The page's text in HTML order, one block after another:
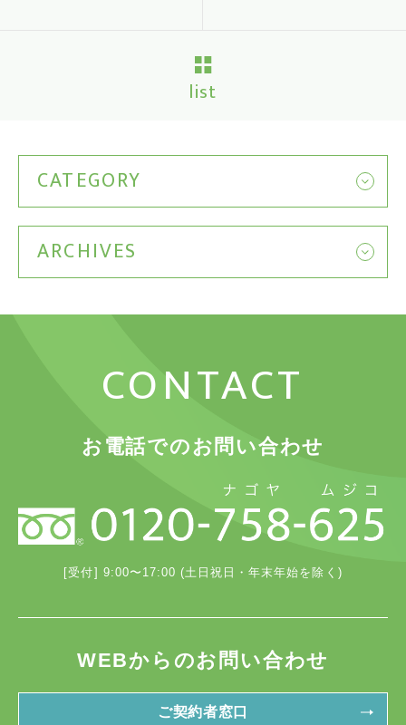
list
CATEGORY
ARCHIVES
CONTACT
お電話でのお問い合わせ
[受付] 9:00〜17:00 (土日祝日・年末年始を除く)
WEBからのお問い合わせ
ご契約者窓口